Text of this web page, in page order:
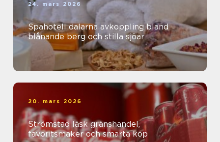
24. mars 2026
Spahotell dalarna avkoppling bland
blånande berg och stilla sjöar
20. mars 2026
Strömstad läsk gränshandel,
favoritsmaker och smarta köp